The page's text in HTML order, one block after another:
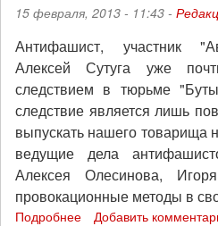
15 февраля, 2013 - 11:43 -
Антифашист, участник
Алексей Сутуга уже
следствием в тюрьме
следствие является лишь
выпускать нашего товарища
ведущие дела
Алексея Олесинова,
провокационные методы в
Подробнее Добавить